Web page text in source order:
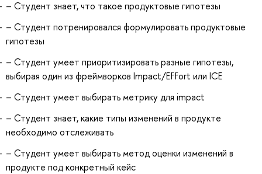
– Студент знает, что такое продуктовые гипотезы
– Студент потренировался формулировать продуктовые
гипотезы
– Студент умеет приоритизировать разные гипотезы,
выбирая один из фреймворков Impact/Effort или ICE
– Студент умеет выбирать метрику для impact
– Студент знает, какие типы изменений в продукте
необходимо отслеживать
– Студент умеет выбирать метод оценки изменений в
продукте под конкретный кейс